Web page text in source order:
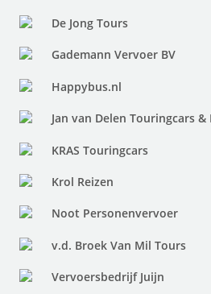
De Jong Tours
Gademann Vervoer BV
Happybus.nl
Jan van Delen Touringcars &
KRAS Touringcars
Krol Reizen
Noot Personenvervoer
v.d. Broek Van Mil Tours
Vervoersbedrijf Juijn